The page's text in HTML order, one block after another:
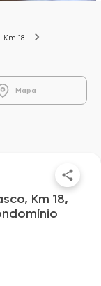
Km 18
Mapa
Km 18,